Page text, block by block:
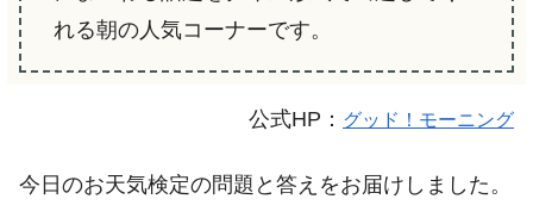
れる朝の人気コーナーです。
公式HP： グッド！モーニング
今日のお天気検定の問題と答えをお届けしました。